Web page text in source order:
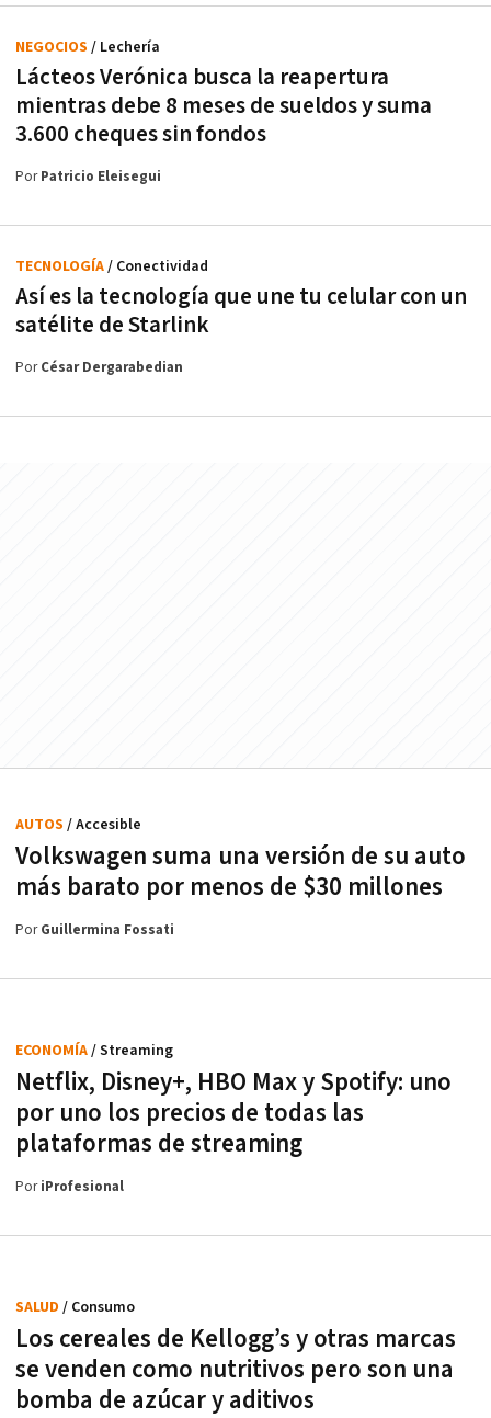
Lácteos Verónica busca la reapertura
mientras debe 8 meses de sueldos y suma
3.600 cheques sin fondos
NEGOCIOS / Lechería
PorPatricio Eleisegui
Así es la tecnología que une tu celular con un
satélite de Starlink
TECNOLOGÍA/ Conectividad
PorCésar Dergarabedian
Volkswagen suma una versión de su auto
más barato por menos de $30 millones
AUTOS / Accesible
PorGuillermina Fossati
Netflix, Disney+, HBO Max y Spotify: uno
por uno los precios de todas las
plataformas de streaming
ECONOMÍA/ Streaming
PoriProfesional
Los cereales de Kellogg’s y otras marcas
se venden como nutritivos pero son una
bomba de azúcar y aditivos
SALUD / Consumo